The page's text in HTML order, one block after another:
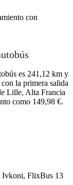
con
es 241,12 km y
la primera salida
Lille, Alta Francia
como 149,98 €.
Ivkoni, FlixBus 13